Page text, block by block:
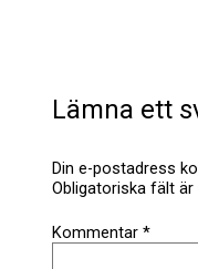
Lämna ett
Din e-postadress
Obligatoriska fält
Kommentar*